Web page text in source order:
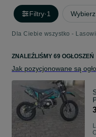
Filtry·1
Dla Ciebie wszystko -
ZNALEŹLIŚMY 69 OGŁOSZEŃ
Jak pozycjonowane są